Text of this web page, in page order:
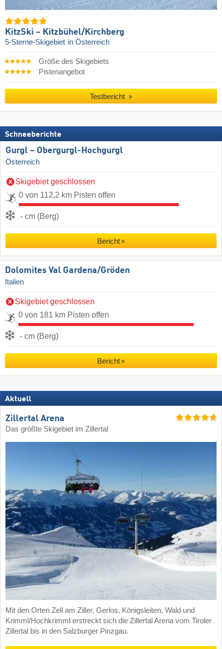
KitzSki – Kitzbühel/​Kirchberg
5-Sterne-Skigebiet in Österreich
Größe des Skigebiets
Pistenangebot
Testbericht
Schneeberichte
Gurgl – Obergurgl-Hochgurgl
Österreich
Skigebiet geschlossen
0 von 112,2 km Pisten offen
- cm (Berg)
Bericht
Dolomites Val Gardena/​Gröden
Italien
Skigebiet geschlossen
0 von 181 km Pisten offen
- cm (Berg)
Bericht
Aktuell
Zillertal Arena
Das größte Skigebiet im Zillertal
Mit den Orten Zell am Ziller, Gerlos, Königsleiten, Wald und
Krimml/Hochkrimml erstreckt sich die Zillertal Arena vom Tiroler
Zillertal bis in den Salzburger Pinzgau.